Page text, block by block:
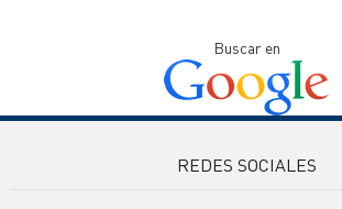
Buscar en
REDES SOCIALES